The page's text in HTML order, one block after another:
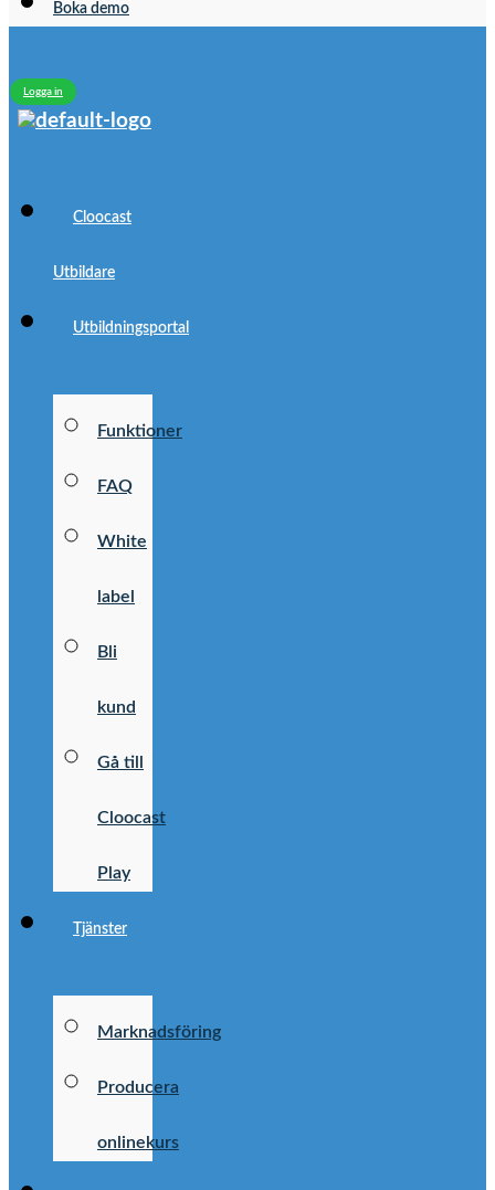
Boka demo
Logga in
Cloocast
Utbildare
Utbildningsportal
Funktioner
FAQ
White
label
Bli
kund
Gå till
Cloocast
Play
Tjänster
Marknadsföring
Producera
onlinekurs